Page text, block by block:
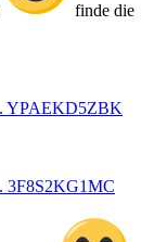
finde die
YPAEKD5ZBK
3F8S2KG1MC